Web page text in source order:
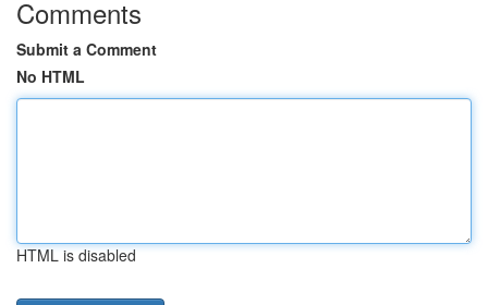
Comments
Submit a Comment
No HTML
HTML is disabled